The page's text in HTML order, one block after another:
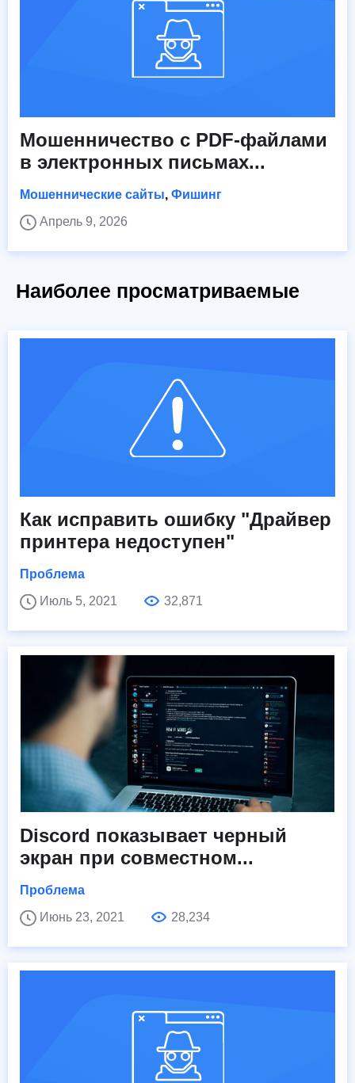
Мошенничество с PDF-файлами
в электронных письмах...
Мошеннические сайты, Фишинг
Апрель 9, 2026
Наиболее просматриваемые
Как исправить ошибку "Драйвер
принтера недоступен"
Проблема
Июль 5, 2021
32,871
Discord показывает черный
экран при совместном...
Проблема
Июнь 23, 2021
28,234